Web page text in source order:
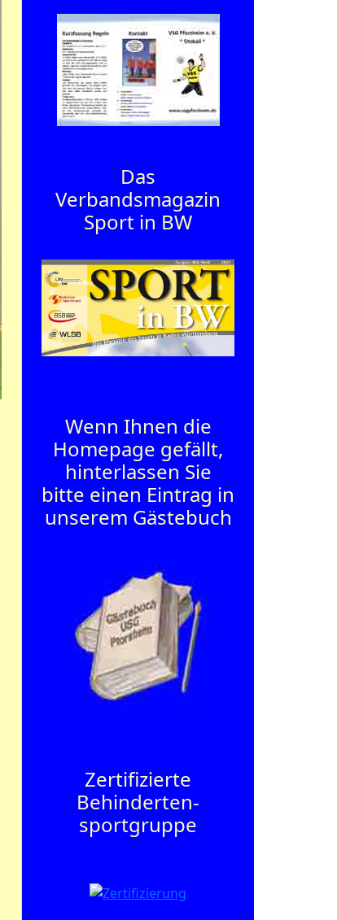
Das
Verbandsmagazin
Sport in BW
Wenn Ihnen die
Homepage gefällt,
hinterlassen Sie
bitte einen Eintrag in
unserem Gästebuch
Zertifizierte
Behinderten­
sportgruppe